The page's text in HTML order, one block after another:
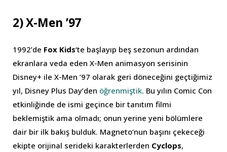
2) X-Men ’97
1992’de Fox Kids‘te başlayıp beş sezonun ardından
ekranlara veda eden X-Men animasyon serisinin
Disney+ ile X-Men ’97 olarak geri döneceğini geçtiğimiz
yıl, Disney Plus Day’den öğrenmiştik. Bu yılın Comic Con
etkinliğinde de ismi geçince bir tanıtım filmi
beklemiştik ama olmadı; onun yerine yeni bölümlere
dair bir ilk bakış bulduk. Magneto’nun başını çekeceği
ekipte orijinal serideki karakterlerden Cyclops,